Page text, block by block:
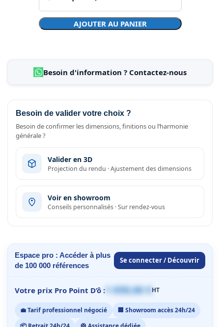
AJOUTER AU PANIER
Besoin d'information ? Contactez-nous
Besoin de valider votre choix ?
Besoin de confirmer les dimensions, finitions ou l’harmonie
générale ?
Valider en 3D
Projection du rendu · Ajustement des dimensions
Voir en showroom
Conseils personnalisés · Sur rendez-vous
Espace pro : Accéder à plus
de 100 000 références
Se connecter / Découvrir
Votre prix Pro Point D’ô : 1 059,00 €HT
💼 Tarif professionnel négocié
🏢 Showroom accès 24h/24